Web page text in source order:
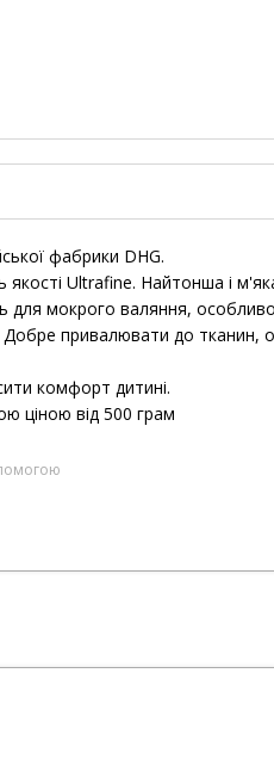
фабрики DHG.
якості Ultrafine. Найтонша і
для мокрого валяння,
Добре привалювати до тканин,
комфорт дитині.
ціною від 500 грам